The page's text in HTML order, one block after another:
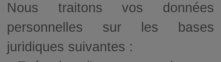
Nous traitons vos données
personnelles sur les bases
juridiques suivantes :